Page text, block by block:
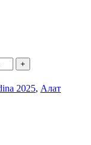
2025, Алат